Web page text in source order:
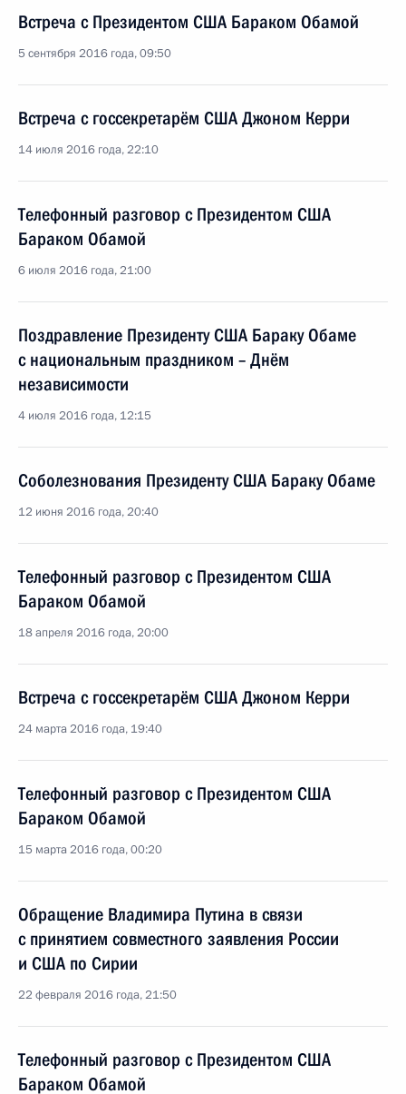
Встреча с Президентом США Бараком Обамой
5 сентября 2016 года, 09:50
Встреча с госсекретарём США Джоном Керри
14 июля 2016 года, 22:10
Телефонный разговор с Президентом США
Бараком Обамой
6 июля 2016 года, 21:00
Поздравление Президенту США Бараку Обаме
с национальным праздником – Днём
независимости
4 июля 2016 года, 12:15
Соболезнования Президенту США Бараку Обаме
12 июня 2016 года, 20:40
Телефонный разговор с Президентом США
Бараком Обамой
18 апреля 2016 года, 20:00
Встреча с госсекретарём США Джоном Керри
24 марта 2016 года, 19:40
Телефонный разговор с Президентом США
Бараком Обамой
15 марта 2016 года, 00:20
Обращение Владимира Путина в связи
с принятием совместного заявления России
и США по Сирии
22 февраля 2016 года, 21:50
Телефонный разговор с Президентом США
Бараком Обамой